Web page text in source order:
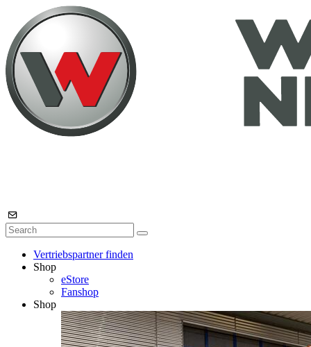
Vertriebspartner finden
Shop
eStore
Fanshop
Shop